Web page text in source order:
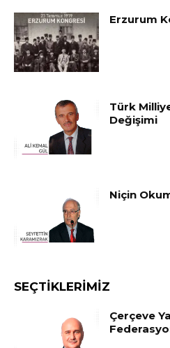
Erzurum
Türk
Değişimi
Niçin
SEÇTIKLERIMIZ
Çerçeve